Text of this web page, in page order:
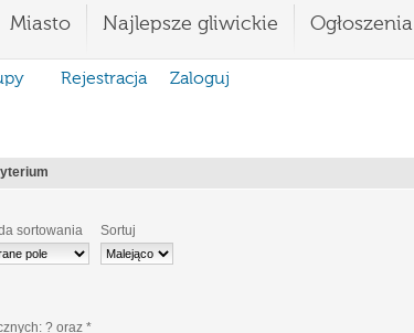
Miasto Najlepsze gliwickie Ogłoszenia
Rejestracja Zaloguj
sortowania Sortuj
? oraz *